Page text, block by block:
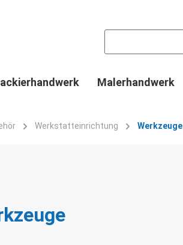
Malerhandwerk
Werkstatteinrichtung Werkzeuge